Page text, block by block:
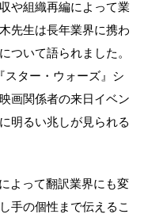
や組織再編によって業
先生は長年業界に携わ
ついて語られました。
スター・ウォーズ』シ
画関係者の来日イベン
明るい兆しが見られる
よって翻訳業界にも変
手の個性まで伝えるこ